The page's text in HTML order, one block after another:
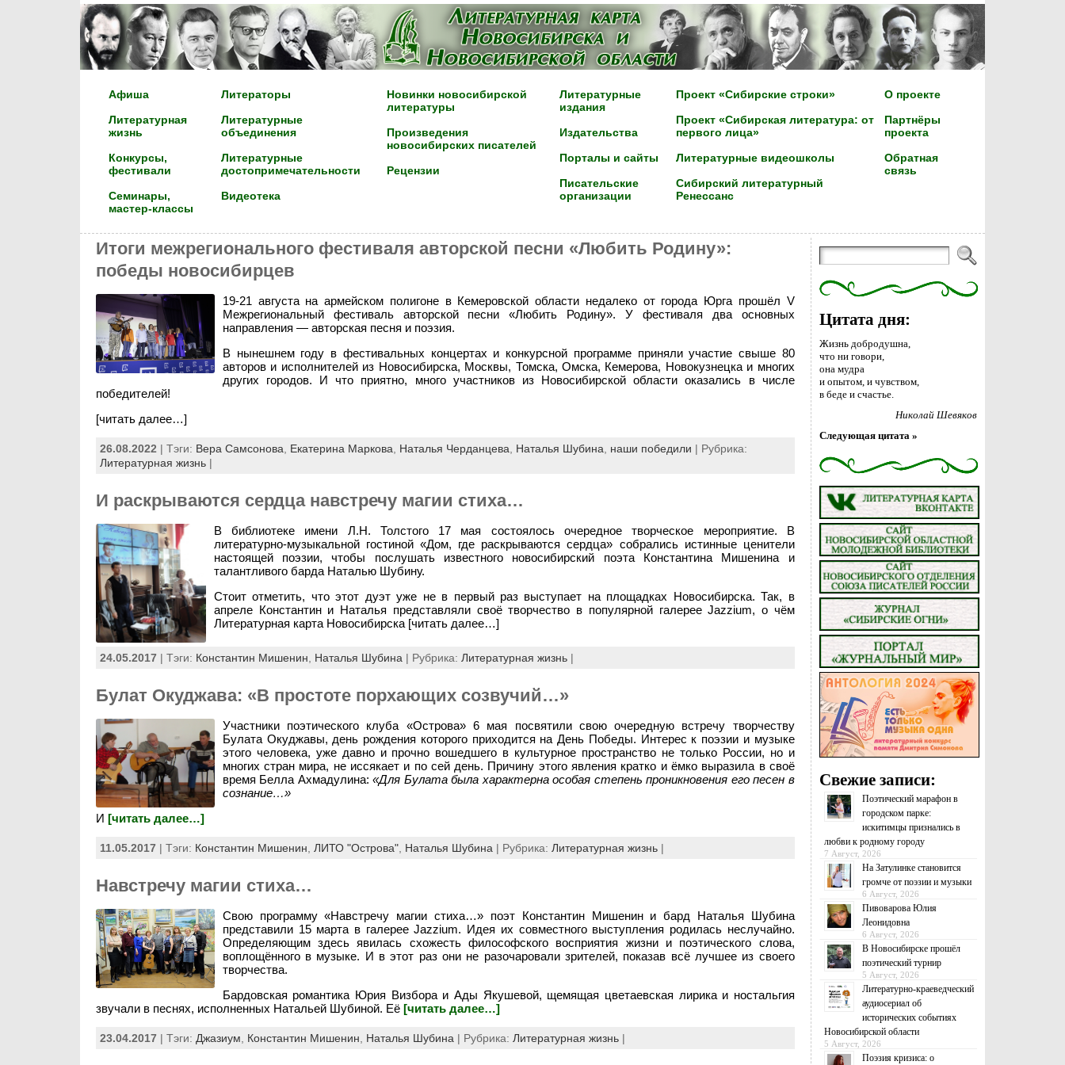
Афиша
Литературная
жизнь
Конкурсы,
фестивали
Семинары,
мастер-классы
Литераторы
Литературные
объединения
Литературные
достопримечательности
Видеотека
Новинки новосибирской
литературы
Произведения
новосибирских писателей
Рецензии
Литературные
издания
Издательства
Порталы и сайты
Писательские
организации
Проект «Сибирские строки»
Проект «Сибирская литература: от
первого лица»
Литературные видеошколы
Сибирский литературный
Ренессанс
О проекте
Партнёры
проекта
Обратная
связь
Итоги межрегионального фестиваля авторской песни «Любить Родину»:
победы новосибирцев
19-21 августа на армейском полигоне в Кемеровской области недалеко от города Юрга прошёл V
Межрегиональный фестиваль авторской песни «Любить Родину». У фестиваля два основных
направления — авторская песня и поэзия.
В нынешнем году в фестивальных концертах и конкурсной программе приняли участие свыше 80
авторов и исполнителей из Новосибирска, Москвы, Томска, Омска, Кемерова, Новокузнецка и многих
других городов. И что приятно, много участников из Новосибирской области оказались в числе
победителей!
[читать далее…]
26.08.2022 | Тэги: Вера Самсонова Екатерина Маркова Наталья Черданцева Наталья Шубина наши победили | Рубрика:
Литературная жизнь|
И раскрываются сердца навстречу магии стиха…
В библиотеке имени Л.Н. Толстого 17 мая состоялось очередное творческое мероприятие. В
литературно-музыкальной гостиной «Дом, где раскрываются сердца» собрались истинные ценители
настоящей поэзии, чтобы послушать известного новосибирский поэта Константина Мишенина и
талантливого барда Наталью Шубину.
Стоит отметить, что этот дуэт уже не в первый раз выступает на площадках Новосибирска. Так, в
апреле Константин и Наталья представляли своё творчество в популярной галерее Jazzium, о чём
Литературная карта Новосибирска [читать далее…]
24.05.2017| Тэги: Константин Мишенин Наталья Шубина | Рубрика: Литературная жизнь|
Булат Окуджава: «В простоте порхающих созвучий…»
Участники поэтического клуба «Острова» 6 мая посвятили свою очередную встречу творчеству
Булата Окуджавы, день рождения которого приходится на День Победы. Интерес к поэзии и музыке
этого человека, уже давно и прочно вошедшего в культурное пространство не только России, но и
многих стран мира, не иссякает и по сей день. Причину этого явления кратко и ёмко выразила в своё
время Белла Ахмадулина:«Для Булата была характерна особая степень проникновения его песен в
сознание…»
И [читать далее…]
11.05.2017| Тэги: Константин Мишенин ЛИТО "Острова", Наталья Шубина | Рубрика: Литературная жизнь|
Навстречу магии стиха…
Свою программу «Навстречу магии стиха…» поэт Константин Мишенин и бард Наталья Шубина
представили 15 марта в галерее Jazzium. Идея их совместного выступления родилась неслучайно.
Определяющим здесь явилась схожесть философского восприятия жизни и поэтического слова,
воплощённого в музыке. И в этот раз они не разочаровали зрителей, показав всё лучшее из своего
творчества.
Бардовская романтика Юрия Визбора и Ады Якушевой, щемящая цветаевская лирика и ностальгия
звучали в песнях, исполненных Натальей Шубиной. Её [читать далее…]
23.04.2017| Тэги: Джазиум Константин Мишенин Наталья Шубина | Рубрика: Литературная жизнь|
Цитата дня:
Жизнь добродушна,
что ни говори,
она мудра
и опытом, и чувством,
в беде и счастье.
Николай Шевяков
Следующая цитата »
Свежие записи:
Поэтический марафон в
городском парке:
искитимцы признались в
любви к родному городу
7 Август, 2026
На Затулинке становится
громче от поэзии и музыки
6 Август, 2026
Пивоварова Юлия
Леонидовна
6 Август, 2026
В Новосибирске прошёл
поэтический турнир
5 Август, 2026
Литературно-краеведческий
аудиосериал об
исторических событиях
Новосибирской области
5 Август, 2026
Поэзия кризиса: о